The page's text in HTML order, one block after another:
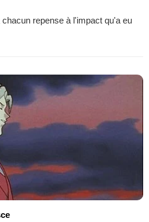
repense à l'impact qu'a eu